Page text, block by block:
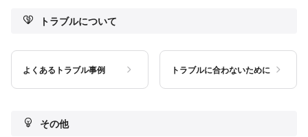
トラブルについて
よくあるトラブル事例 トラブルに合わないために
その他